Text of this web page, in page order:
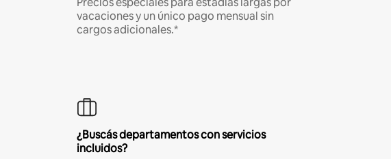
vacaciones y un único pago mensual sin
cargos adicionales.*
¿Buscás departamentos con servicios
incluidos?